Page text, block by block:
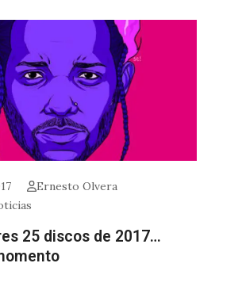
Ernesto Olvera
25 discos de 2017…